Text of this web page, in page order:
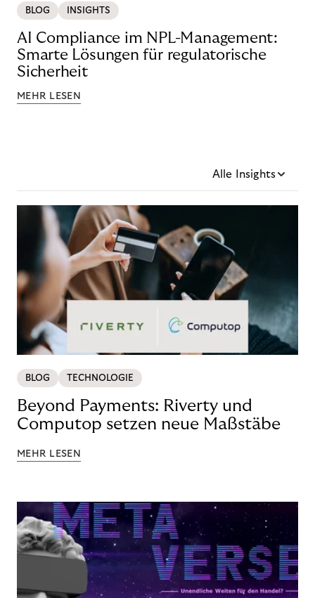
BLOG INSIGHTS
AI Compliance im NPL-Management:
Smarte Lösungen für regulatorische
Sicherheit
MEHR LESEN
Alle Insights
BLOG TECHNOLOGIE
Beyond Payments: Riverty und
Computop setzen neue Maßstäbe
MEHR LESEN